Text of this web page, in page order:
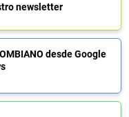
newsletter
desde Google